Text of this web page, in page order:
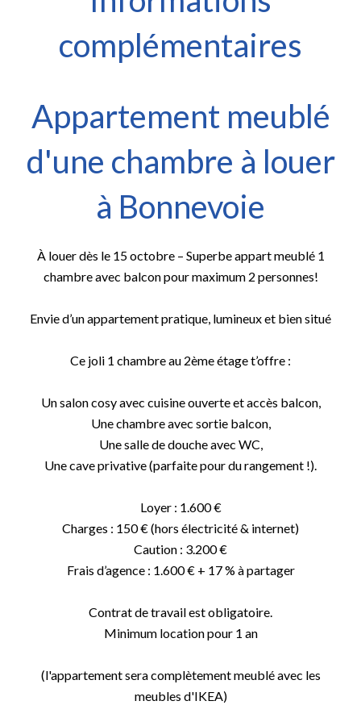
complémentaires
Appartement meublé
d'une chambre à louer
à Bonnevoie
À louer dès le 15 octobre – Superbe appart meublé 1
chambre avec balcon pour maximum 2 personnes!
Envie d’un appartement pratique, lumineux et bien situé
Ce joli 1 chambre au 2ème étage t’offre :
Un salon cosy avec cuisine ouverte et accès balcon,
Une chambre avec sortie balcon,
Une salle de douche avec WC,
Une cave privative (parfaite pour du rangement !).
Loyer : 1.600 €
Charges : 150 € (hors électricité & internet)
Caution : 3.200 €
Frais d’agence : 1.600 € + 17 % à partager
Contrat de travail est obligatoire.
Minimum location pour 1 an
(l'appartement sera complètement meublé avec les
meubles d'IKEA)